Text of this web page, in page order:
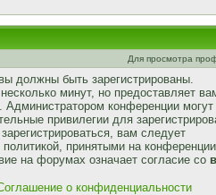
Для просмотра
должны быть зарегистрированы.
минут, но предоставляет
Администратором конференции
привилегии для
вам следует
принятыми на
на форумах означает согласие со
о конфиденциальности